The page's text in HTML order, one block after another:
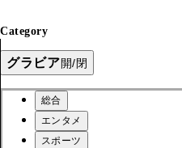
Category
グラビア開/閉
総合
エンタメ
スポーツ